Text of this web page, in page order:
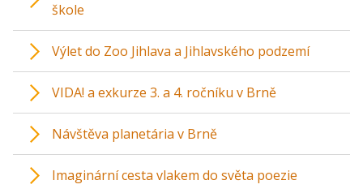
škole
Výlet do Zoo Jihlava a Jihlavského podzemí
VIDA! a exkurze 3. a 4. ročníku v Brně
Návštěva planetária v Brně
Imaginární cesta vlakem do světa poezie